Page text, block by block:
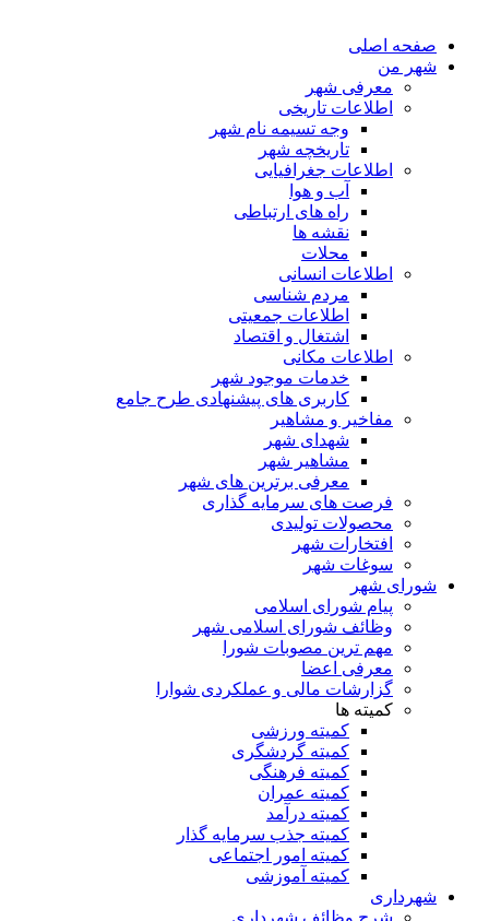
صفحه اصلی
شهر من
معرفی شهر
اطلاعات تاریخی
وجه تسیمه نام شهر
تاریخچه شهر
اطلاعات جغرافیایی
آب و هوا
راه های ارتباطی
نقشه ها
محلات
اطلاعات انسانی
مردم شناسی
اطلاعات جمعیتی
اشتغال و اقتصاد
اطلاعات مکانی
خدمات موجود شهر
کاربری های پیشنهادی طرح جامع
مفاخیر و مشاهیر
شهدای شهر
مشاهیر شهر
معرفی برترین های شهر
فرصت های سرمایه گذاری
محصولات تولیدی
افتخارات شهر
سوغات شهر
شورای شهر
پیام شورای اسلامی
وظائف شورای اسلامی شهر
مهم ترین مصوبات شورا
معرفی اعضا
گزارشات مالی و عملکردی شوارا
کمیته ها
کمیته ورزشی
کمیته گردشگری
کمیته فرهنگی
کمیته عمران
کمیته درآمد
کمیته جذب سرمایه گذار
کمیته امور اجتماعی
کمیته آموزشی
شهرداری